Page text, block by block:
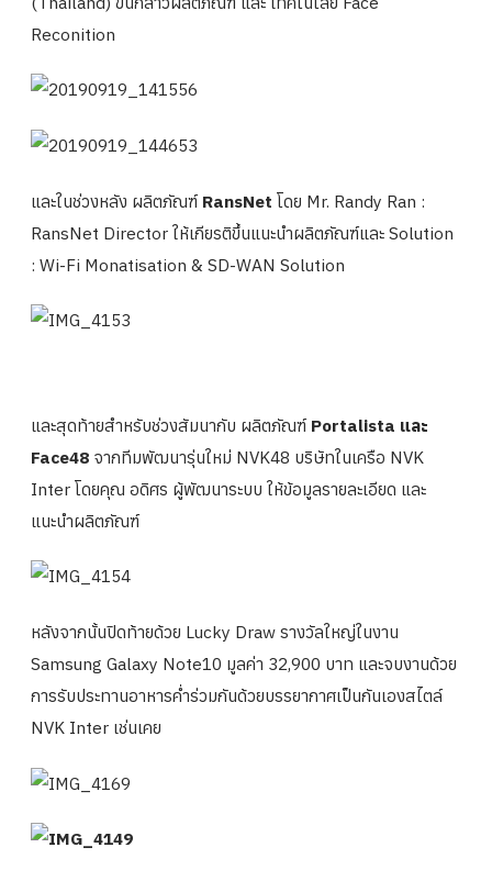
Reconition
และในช่วงหลัง ผลิตภัณฑ์ RansNet โดย Mr. Randy Ran :
RansNet Director ให้เกียรติขึ้นแนะนำผลิตภัณฑ์และ Solution
: Wi-Fi Monatisation & SD-WAN Solution
และสุดท้ายสำหรับช่วงสัมนากับ ผลิตภัณฑ์ Portalista และ
Face48 จากทีมพัฒนารุ่นใหม่ NVK48 บริษัทในเครือ NVK
Inter โดยคุณ อดิศร ผู้พัฒนาระบบ ให้ข้อมูลรายละเอียด และ
แนะนำผลิตภัณฑ์
หลังจากนั้นปิดท้ายด้วย Lucky Draw รางวัลใหญ่ในงาน
Samsung Galaxy Note10 มูลค่า 32,900 บาท และจบงานด้วย
การรับประทานอาหารค่ำร่วมกันด้วยบรรยากาศเป็นกันเองสไตล์
NVK Inter เช่นเคย